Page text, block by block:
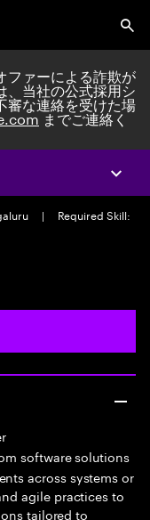
ファーによる詐欺が
、当社の公式採用シ
審な連絡を受けた場
までご連絡く
|
Required Skill:
ア】契約社員（給
software solutions
across systems or
agile practices to
tailored to